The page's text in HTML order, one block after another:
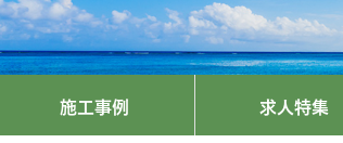
施工事例 求人特集